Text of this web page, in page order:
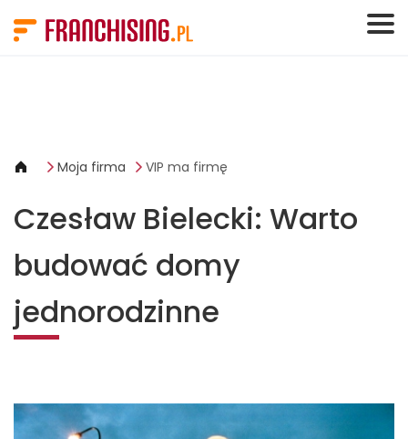
Moja firma VIP ma firmę
Czesław Bielecki: Warto
budować domy
jednorodzinne